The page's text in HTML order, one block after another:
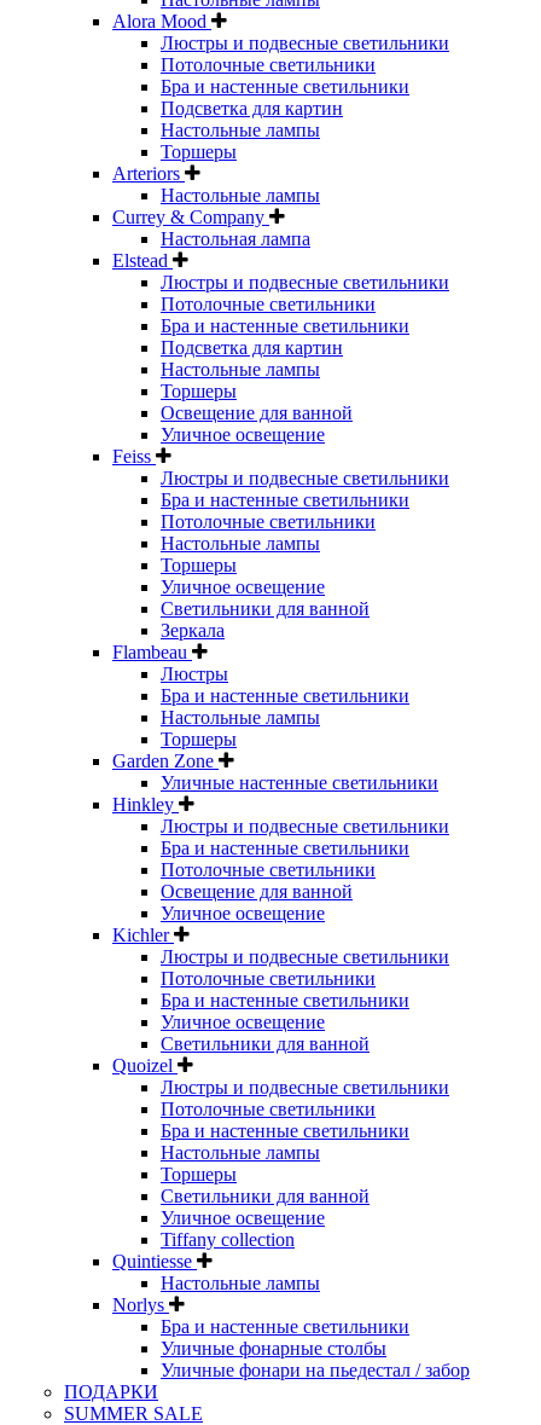
Alora Mood
Люстры и подвесные светильники
Потолочные светильники
Бра и настенные светильники
Подсветка для картин
Настольные лампы
Торшеры
Arteriors
Настольные лампы
Currey & Company
Настольная лампа
Elstead
Люстры и подвесные светильники
Потолочные светильники
Бра и настенные светильники
Подсветка для картин
Настольные лампы
Торшеры
Освещение для ванной
Уличное освещение
Feiss
Люстры и подвесные светильники
Бра и настенные светильники
Потолочные светильники
Настольные лампы
Торшеры
Уличное освещение
Светильники для ванной
Зеркала
Flambeau
Люстры
Бра и настенные светильники
Настольные лампы
Торшеры
Garden Zone
Уличные настенные светильники
Hinkley
Люстры и подвесные светильники
Бра и настенные светильники
Потолочные светильники
Освещение для ванной
Уличное освещение
Kichler
Люстры и подвесные светильники
Потолочные светильники
Бра и настенные светильники
Уличное освещение
Светильники для ванной
Quoizel
Люстры и подвесные светильники
Потолочные светильники
Бра и настенные светильники
Настольные лампы
Торшеры
Светильники для ванной
Уличное освещение
Tiffany collection
Quintiesse
Настольные лампы
Norlys
Бра и настенные светильники
Уличные фонарные столбы
Уличные фонари на пьедестал / забор
ПОДАРКИ
SUMMER SALE